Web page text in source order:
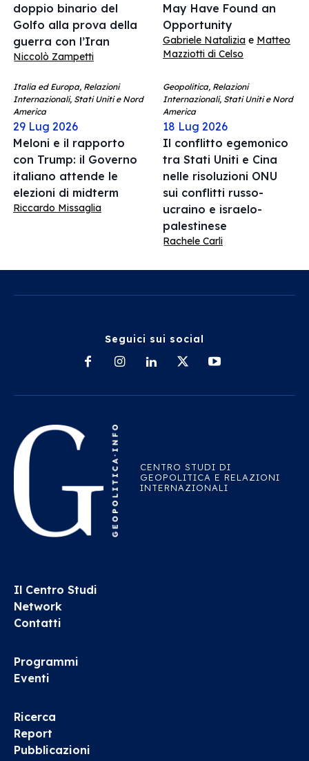
doppio binario del
Golfo alla prova della
guerra con l’Iran
Niccolò Zampetti
May Have Found an
Opportunity
Gabriele Natalizia e Matteo
Mazziotti di Celso
Italia ed Europa, Relazioni
Internazionali, Stati Uniti e Nord
America
29 Lug 2026
Meloni e il rapporto
con Trump: il Governo
italiano attende le
elezioni di midterm
Riccardo Missaglia
Geopolitica, Relazioni
Internazionali, Stati Uniti e Nord
America
18 Lug 2026
Il conflitto egemonico
tra Stati Uniti e Cina
nelle risoluzioni ONU
sui conflitti russo-
ucraino e israelo-
palestinese
Rachele Carli
Seguici sui social
CENTRO STUDI DI
GEOPOLITICA E RELAZIONI
INTERNAZIONALI
Il Centro Studi
Network
Contatti
Programmi
Eventi
Ricerca
Report
Pubblicazioni